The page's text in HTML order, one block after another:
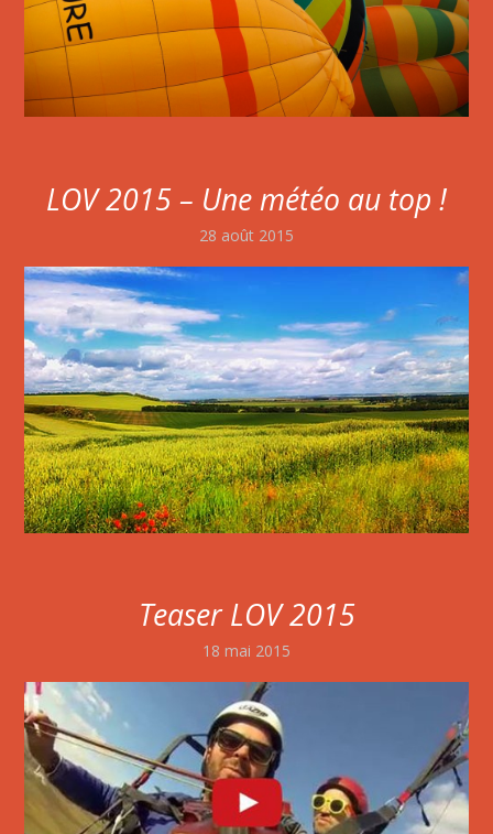
LOV 2015 – Une météo au top !
28 août 2015
Teaser LOV 2015
18 mai 2015